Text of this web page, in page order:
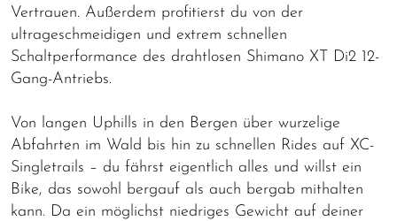
Vertrauen. Außerdem profitierst du von der
ultrageschmeidigen und extrem schnellen
Schaltperformance des drahtlosen Shimano XT Di2 12-
Gang-Antriebs.
Von langen Uphills in den Bergen über wurzelige
Abfahrten im Wald bis hin zu schnellen Rides auf XC-
Singletrails – du fährst eigentlich alles und willst ein
Bike, das sowohl bergauf als auch bergab mithalten
kann. Da ein möglichst niedriges Gewicht auf deiner